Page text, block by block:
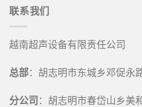
联系我们
越南超声设备有限责任公司
总部：胡志明市东城乡邓促永
分公司 ：胡志明市春岱山乡美